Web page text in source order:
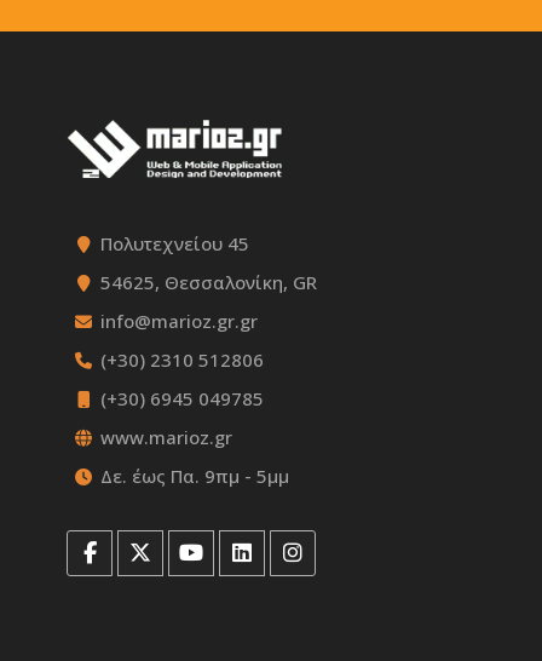
Πολυτεχνείου 45
54625, Θεσσαλονίκη, GR
info@marioz.gr.gr
(+30) 2310 512806
(+30) 6945 049785
www.marioz.gr
Δε. έως Πα. 9πμ - 5μμ